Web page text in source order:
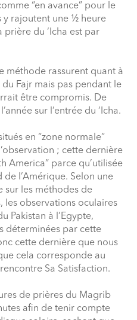
“en avance” pour le
y rajoutent une ½ heure
prière du ‘Icha est par
méthode rassurent quant à
du Fajr mais pas pendant le
être compromis. De
sur l’entrée du ‘Icha.
en “zone normale”
; cette dernière
America” parce qu’utilisée
l’Amérique. Selon une
sur les méthodes de
les observations oculaires
Pakistan à l’Egypte,
déterminées par cette
cette dernière que nous
cela corresponde au
Sa Satisfaction.
de prières du Magrib
afin de tenir compte